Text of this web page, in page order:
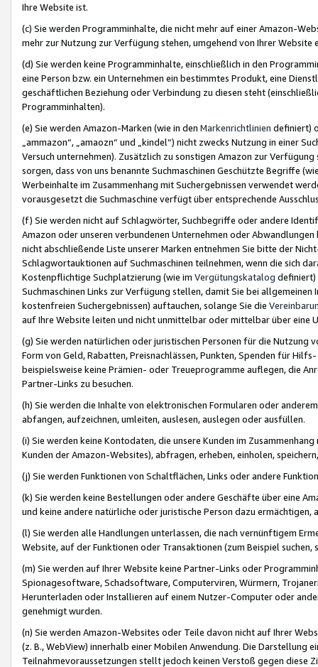
Ihre Website ist.
(c) Sie werden Programminhalte, die nicht mehr auf einer Amazon-
mehr zur Nutzung zur Verfügung stehen, umgehend von Ihrer
(d) Sie werden keine Programminhalte, einschließlich in den
eine Person bzw. ein Unternehmen ein bestimmtes Produkt, eine
geschäftlichen Beziehung oder Verbindung zu diesen steht
Programminhalten).
(e) Sie werden Amazon-Marken (wie in den Markenrichtlinien definiert)
„ammazon“, „amaozn“ und „kindel“) nicht zwecks Nutzung in einer
Versuch unternehmen). Zusätzlich zu sonstigen Amazon zur
sorgen, dass von uns benannte Suchmaschinen Geschützte Begriffe
Werbeinhalte im Zusammenhang mit Suchergebnissen verwendet
vorausgesetzt die Suchmaschine verfügt über entsprechende
(f) Sie werden nicht auf Schlagwörter, Suchbegriffe oder andere
Amazon oder unseren verbundenen Unternehmen oder
nicht abschließende Liste unserer Marken entnehmen Sie bitte der
Schlagwortauktionen auf Suchmaschinen teilnehmen, wenn die sich
Kostenpflichtige Suchplatzierung (wie im Vergütungskatalog definiert)
Suchmaschinen Links zur Verfügung stellen, damit Sie bei
kostenfreien Suchergebnissen) auftauchen, solange Sie die
auf Ihre Website leiten und nicht unmittelbar oder mittelbar über eine
(g) Sie werden natürlichen oder juristischen Personen für die Nutzung
Form von Geld, Rabatten, Preisnachlässen, Punkten, Spenden für
beispielsweise keine Prämien- oder Treueprogramme auflegen, die
Partner-Links zu besuchen.
(h) Sie werden die Inhalte von elektronischen Formularen oder
abfangen, aufzeichnen, umleiten, auslesen, auslegen oder ausfüllen.
(i) Sie werden keine Kontodaten, die unsere Kunden im
Kunden der Amazon-Websites), abfragen, erheben, einholen,
(j) Sie werden Funktionen von Schaltflächen, Links oder andere
(k) Sie werden keine Bestellungen oder andere Geschäfte über eine
und keine andere natürliche oder juristische Person dazu
(l) Sie werden alle Handlungen unterlassen, die nach vernünftigem
Website, auf der Funktionen oder Transaktionen (zum Beispiel
(m) Sie werden auf Ihrer Website keine Partner-Links oder
Spionagesoftware, Schadsoftware, Computerviren, Würmern,
Herunterladen oder Installieren auf einem Nutzer-Computer oder
genehmigt wurden.
(n) Sie werden Amazon-Websites oder Teile davon nicht auf Ihrer
(z. B., WebView) innerhalb einer Mobilen Anwendung. Die Darstellung
Teilnahmevoraussetzungen stellt jedoch keinen Verstoß gegen diese